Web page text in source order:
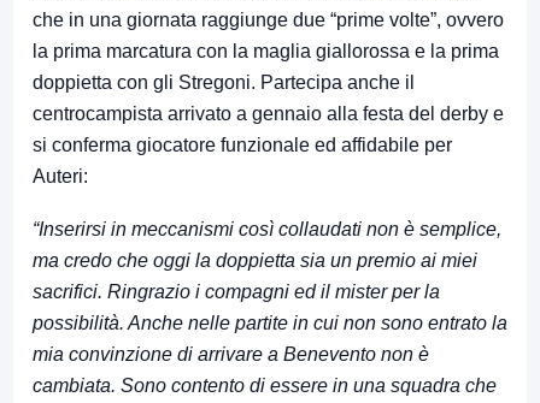
che in una giornata raggiunge due “prime volte”, ovvero
la prima marcatura con la maglia giallorossa e la prima
doppietta con gli Stregoni. Partecipa anche il
centrocampista arrivato a gennaio alla festa del derby e
si conferma giocatore funzionale ed affidabile per
Auteri:
“Inserirsi in meccanismi così collaudati non è semplice,
ma credo che oggi la doppietta sia un premio ai miei
sacrifici. Ringrazio i compagni ed il mister per la
possibilità. Anche nelle partite in cui non sono entrato la
mia convinzione di arrivare a Benevento non è
cambiata. Sono contento di essere in una squadra che